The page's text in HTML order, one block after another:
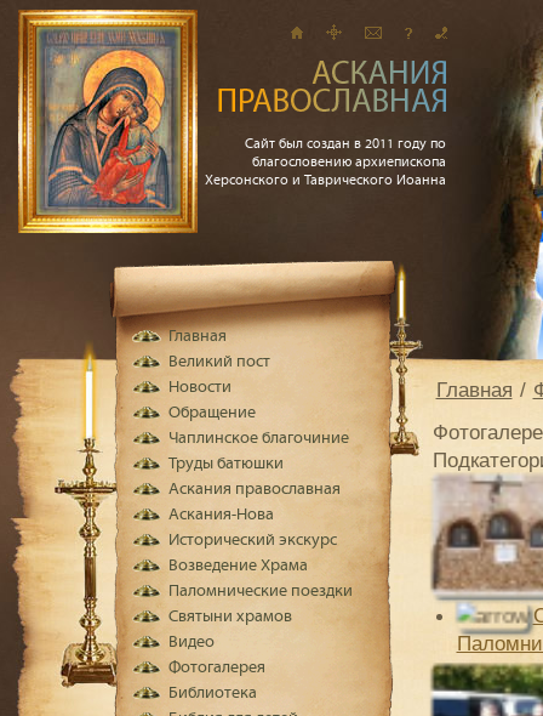
Сайт был создан в 2011 году по
благословению архиепископа
Херсонского и Таврического Иоанна
Главная
Главная
Великий пост
Новости
Обращение
Чаплинское благочиние
Труды батюшки
Аскания православная
Аскания-Нова
Исторический экскурс
Возведение Храма
Паломнические поездки
Святыни храмов
Видео
Фотогалерея
Библиотека